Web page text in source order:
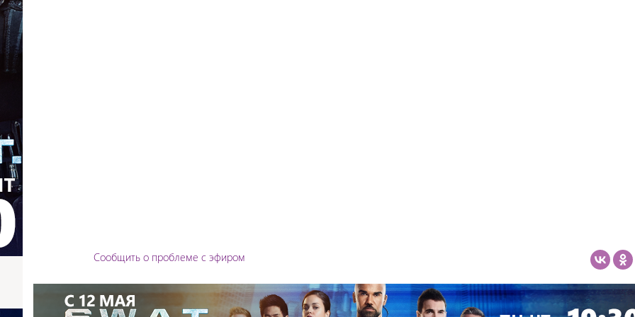
Сообщить о проблеме с эфиром